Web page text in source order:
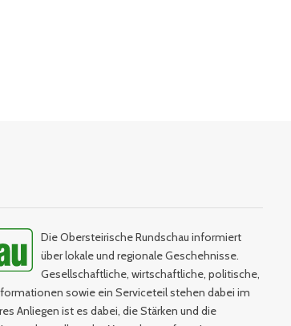
Die Obersteirische Rundschau informiert
über lokale und regionale Geschehnisse.
Gesellschaftliche, wirtschaftliche, politische,
sowie ein Serviceteil stehen dabei im
Anliegen ist es dabei, die Stärken und die